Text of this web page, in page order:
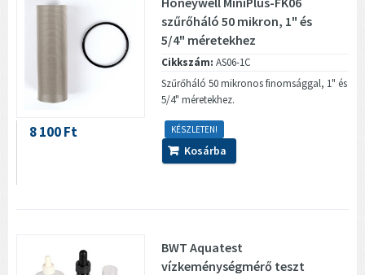
szűrőháló 50 mikron, 1" és
5/4" méretekhez
Cikkszám: AS06-1C
Szűrőháló 50 mikronos finomsággal, 1" és
5/4" méretekhez.
KÉSZLETEN!
8 100 Ft
Kosárba
BWT Aquatest
vízkeménységmérő teszt